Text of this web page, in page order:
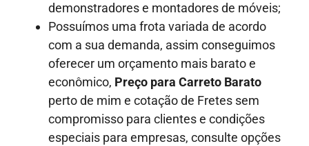
demonstradores e montadores de móveis;
Possuímos uma frota variada de acordo
com a sua demanda, assim conseguimos
oferecer um orçamento mais barato e
econômico, Preço para Carreto Barato
perto de mim e cotação de Fretes sem
compromisso para clientes e condições
especiais para empresas, consulte opções